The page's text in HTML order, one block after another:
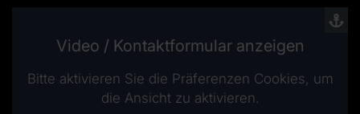
Video / Kontaktformular anzeigen
Bitte aktivieren Sie die Präferenzen Cookies, um
die Ansicht zu aktivieren.